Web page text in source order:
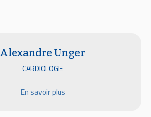
Alexandre Unger
CARDIOLOGIE
En savoir plus